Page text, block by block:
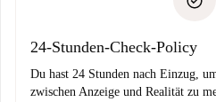
24-Stunden-Check-Policy
Du hast 24 Stunden nach Einzug,
zwischen Anzeige und Realität zu